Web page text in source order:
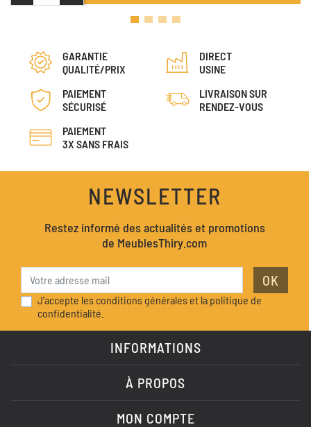
GARANTIE
QUALITÉ/PRIX
DIRECT
USINE
PAIEMENT
SÉCURISÉ
LIVRAISON SUR
RENDEZ-VOUS
PAIEMENT
3X SANS FRAIS
NEWSLETTER
Restez informé des actualités et promotions
de MeublesThiry.com
OK
J'accepte les conditions générales et la politique de
confidentialité.
INFORMATIONS
À PROPOS
MON COMPTE